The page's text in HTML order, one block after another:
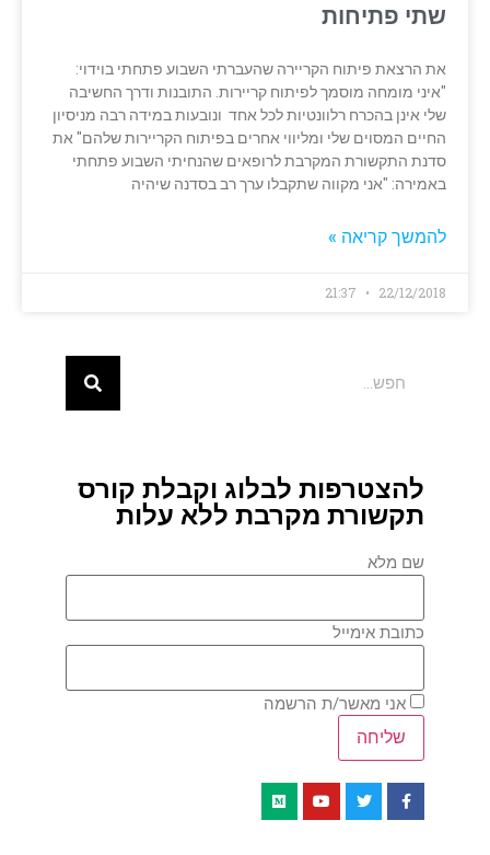
שתי פתיחות
את הרצאת פיתוח הקריירה שהעברתי השבוע פתחתי בוידוי:
"איני מומחה מוסמך לפיתוח קריירות. התובנות ודרך החשיבה
שלי אינן בהכרח רלוונטיות לכל אחד ונובעות במידה רבה מניסיון
החיים המסוים שלי ומליווי אחרים בפיתוח הקריירות שלהם" את
סדנת התקשורת המקרבת לרופאים שהנחיתי השבוע פתחתי
באמירה: "אני מקווה שתקבלו ערך רב בסדנה שיהיה
להמשך קריאה »
22/12/2018
להצטרפות לבלוג וקבלת קורס
תקשורת מקרבת ללא עלות
שם מלא
כתובת אימייל
אני מאשר/ת הרשמה